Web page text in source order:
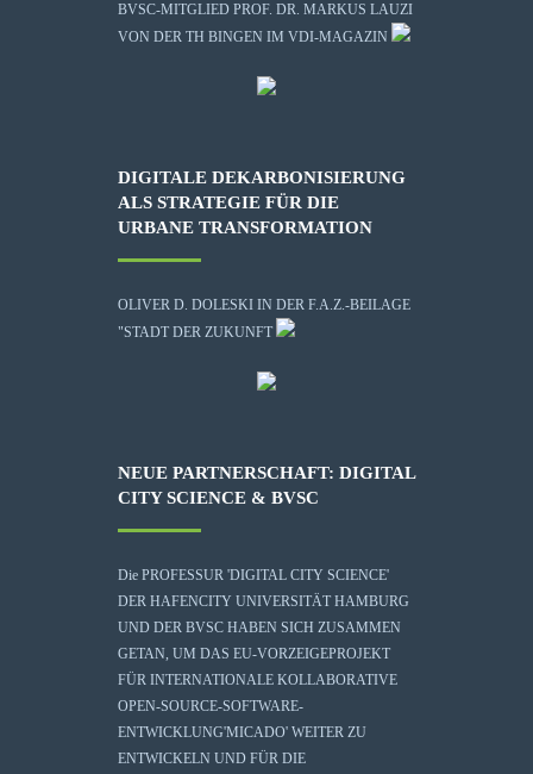
BVSC-MITGLIED PROF. DR. MARKUS LAUZI
VON DER TH BINGEN IM VDI-MAGAZIN
DIGITALE DEKARBONISIERUNG
ALS STRATEGIE FÜR DIE
URBANE TRANSFORMATION
OLIVER D. DOLESKI IN DER F.A.Z.-BEILAGE
"STADT DER ZUKUNFT
NEUE PARTNERSCHAFT: DIGITAL
CITY SCIENCE & BVSC
Die PROFESSUR 'DIGITAL CITY SCIENCE'
DER HAFENCITY UNIVERSITÄT HAMBURG
UND DER BVSC HABEN SICH ZUSAMMEN
GETAN, UM DAS EU-VORZEIGEPROJEKT
FÜR INTERNATIONALE KOLLABORATIVE
OPEN-SOURCE-SOFTWARE-
ENTWICKLUNG'MICADO' WEITER ZU
ENTWICKELN UND FÜR DIE